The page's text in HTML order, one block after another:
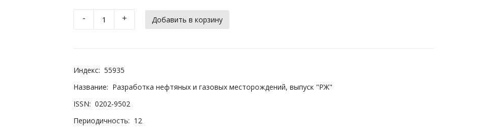
- +
Индекс: 55935
Название: Разработка нефтяных и газовых месторождений, выпуск "РЖ"
ISSN: 0202-9502
Периодичность: 12